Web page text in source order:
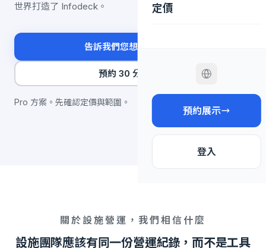
定價
預約展示
登入
世界打造了 Infodeck。
告訴我們您想修正的問題
預約 30 分鐘對話
Pro 方案。先確認定價與範圍。
關於設施營運，我們相信什麼
設施團隊應該有同一份營運紀錄，而不是工具